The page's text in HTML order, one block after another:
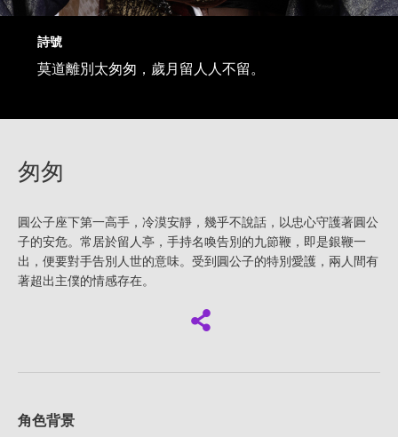
詩號
莫道離別太匆匆，歲月留人人不留。
匆匆
圓公子座下第一高手，冷漠安靜，幾乎不說話，以忠心守護著圓公
子的安危。常居於留人亭，手持名喚告別的九節鞭，即是銀鞭一
出，便要對手告別人世的意味。受到圓公子的特別愛護，兩人間有
著超出主僕的情感存在。
角色背景